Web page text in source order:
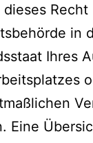
dieses
in
Ihres
Eine